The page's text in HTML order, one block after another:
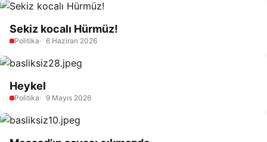
Sekiz kocalı Hürmüz!
Politika 6 Haziran 2026
Heykel
Politika 9 Mayıs 2026